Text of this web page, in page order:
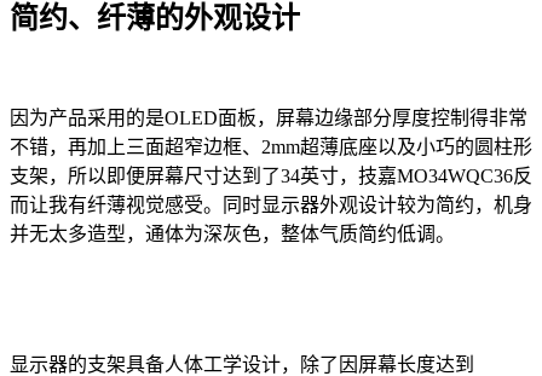
简约、纤薄的外观设计
因为产品采用的是OLED面板，屏幕边缘部分厚度控制得非常
不错，再加上三面超窄边框、2mm超薄底座以及小巧的圆柱形
支架，所以即便屏幕尺寸达到了34英寸，技嘉MO34WQC36反
而让我有纤薄视觉感受。同时显示器外观设计较为简约，机身
并无太多造型，通体为深灰色，整体气质简约低调。
显示器的支架具备人体工学设计，除了因屏幕长度达到